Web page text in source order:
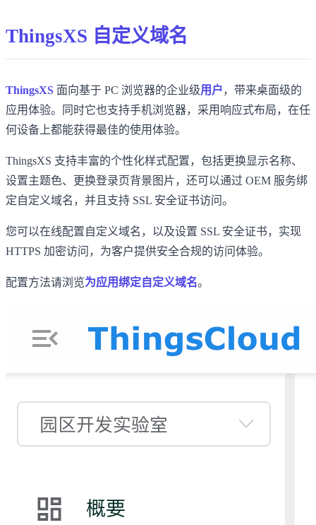
ThingsXS 自定义域名
ThingsXS 面向基于 PC 浏览器的企业级用户，带来桌面级的
应用体验。同时它也支持手机浏览器，采用响应式布局，在任
何设备上都能获得最佳的使用体验。
ThingsXS 支持丰富的个性化样式配置，包括更换显示名称、
设置主题色、更换登录页背景图片，还可以通过 OEM 服务绑
定自定义域名，并且支持 SSL 安全证书访问。
您可以在线配置自定义域名，以及设置 SSL 安全证书，实现
HTTPS 加密访问，为客户提供安全合规的访问体验。
配置方法请浏览为应用绑定自定义域名。